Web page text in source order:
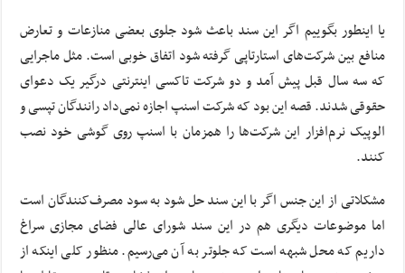
یا اینطور بگوییم اگر این سند باعث شود جلوی بعضی منازعات و تعارض
منافع بین شرکت‌های استارتاپی گرفته شود اتفاق خوبی است. مثل ماجرایی
که سه سال قبل پیش آمد و دو شرکت تاکسی اینترنتی درگیر یک دعوای
حقوقی شدند. قصه این بود که شرکت اسنپ اجازه نمی‌داد رانندگان تپسی و
الوپیک نرم‌افزار این شرکت‌ها را همزمان با اسنپ روی گوشی خود نصب
کنند.
مشکلاتی از این جنس اگر با این سند حل شود به سود مصرف‌کنندگان است
اما موضوعات دیگری هم در این سند شورای عالی فضای مجازی سراغ
داریم که محل شبهه است که جلوتر به آن می‌رسیم. منظور کلی اینکه از